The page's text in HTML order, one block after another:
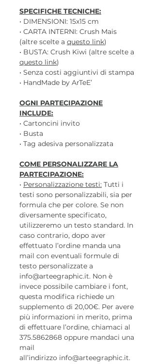
SPECIFICHE TECNICHE:
• DIMENSIONI: 15x15 cm
• CARTA INTERNI: Crush Mais
(altre scelte a questo link)
• BUSTA: Crush Kiwi (altre scelte a
questo link)
• Senza costi aggiuntivi di stampa
• HandMade by ArTeE’
OGNI PARTECIPAZIONE
INCLUDE:
• Cartoncini invito
• Busta
• Tag adesiva personalizzata
COME PERSONALIZZARE LA
PARTECIPAZIONE:
• Personalizzazione testi: Tutti i
testi sono personalizzabili, sia per
formula che per colore. Se non
diversamente specificato,
utilizzeremo un testo standard. In
caso contrario, dopo aver
effettuato l’ordine manda una
mail con eventuali formule di
testo personalizzate a
info@arteegraphic.it. Non è
invece possibile cambiare i font,
questa modifica richiede un
supplemento di 20,00€. Per avere
più informazioni in merito, prima
di effettuare l’ordine, chiamaci al
375.5862868 oppure mandaci una
mail
all’indirizzo info@arteegraphic.it.